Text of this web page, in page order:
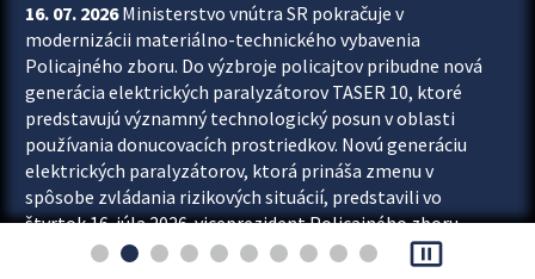
16. 07. 2026Ministerstvo vnútra SR pokračuje v
modernizácii materiálno-technického vybavenia
Policajného zboru. Do výzbroje policajtov pribudne nová
generácia elektrických paralyzátorov TASER 10, ktoré
predstavujú významný technologický posun v oblasti
používania donucovacích prostriedkov. Novú generáciu
elektrických paralyzátorov, ktorá prináša zmenu v
spôsobe zvládania rizikových situácií, predstavili vo
štvrtok 16. júla 2026 viceprezident Policajného zboru
Rastislav Polakovič a riaditeľ odboru výcviku...
pause_presentation